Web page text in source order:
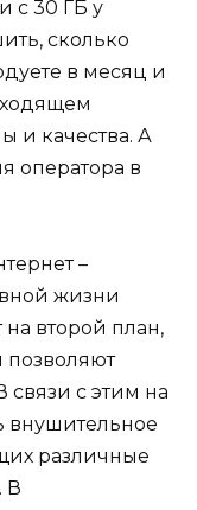
с 30 ГБ у
сколько
в месяц и
и качества. А
оператора в
–
жизни
второй план,
позволяют
связи с этим на
внушительное
различные
В